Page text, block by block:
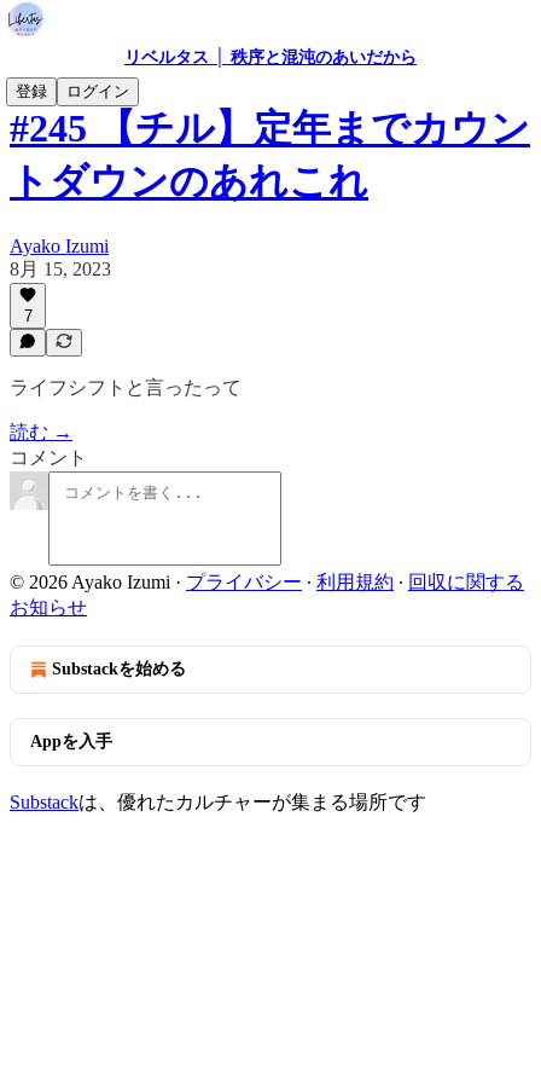
リベルタス │ 秩序と混沌のあいだから
登録
ログイン
#245 【チル】定年までカウン
トダウンのあれこれ
Ayako Izumi
8月 15, 2023
7
ライフシフトと言ったって
読む →
コメント
© 2026 Ayako Izumi · プライバシー ∙ 利用規約 ∙ 回収に関する
お知らせ
Substackを始める
Appを入手
Substackは、優れたカルチャーが集まる場所です